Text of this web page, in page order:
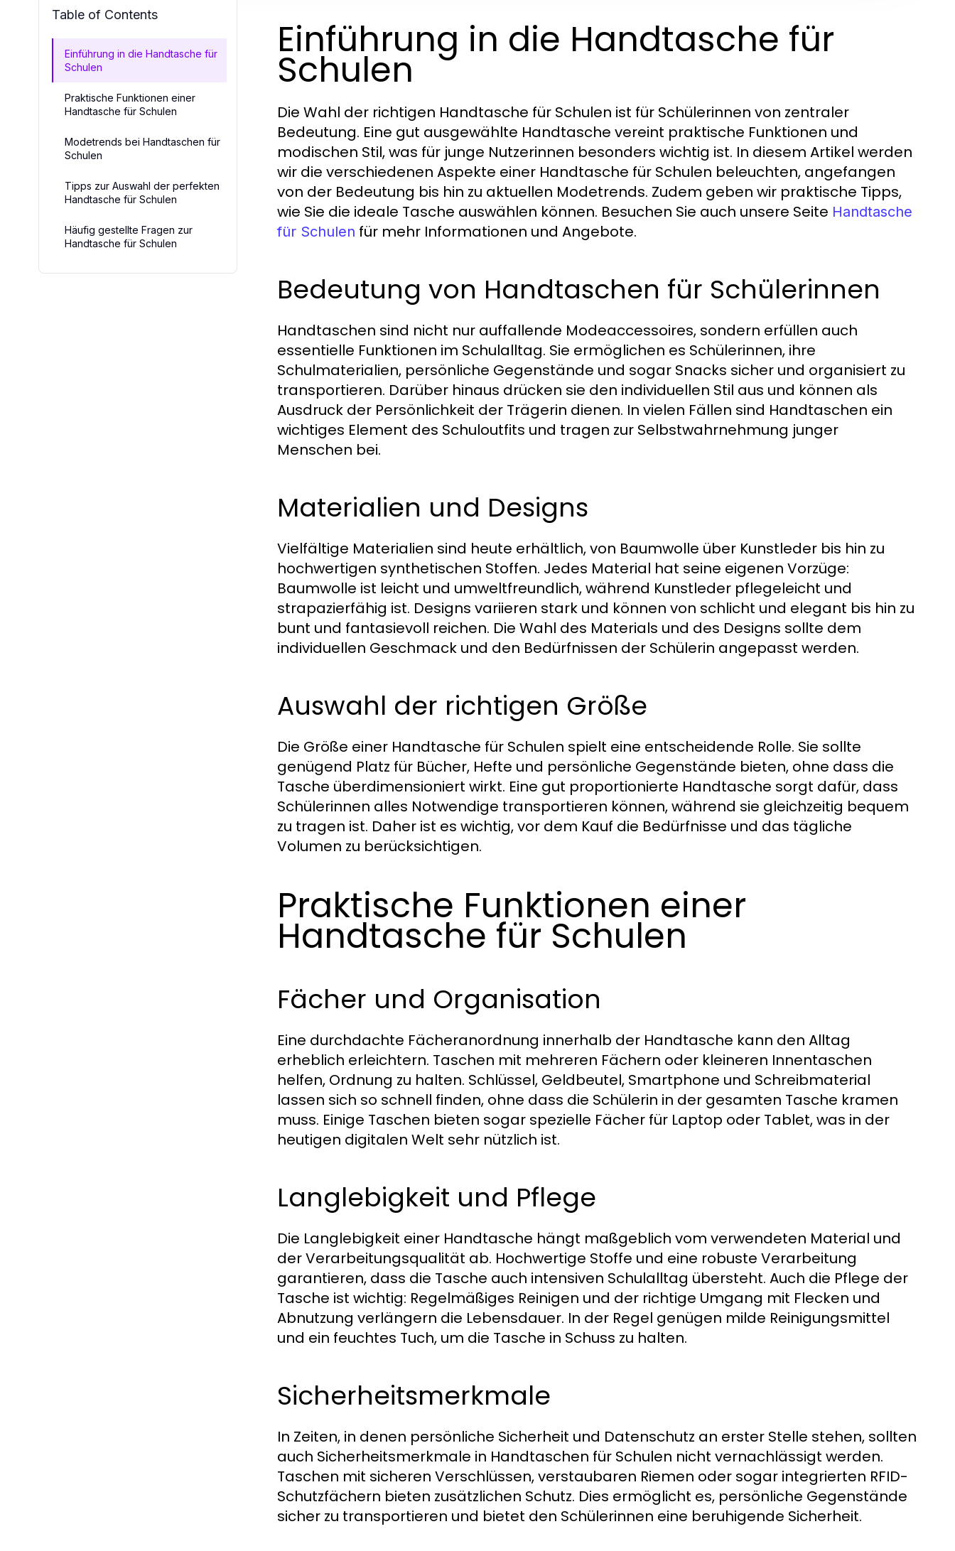
Table of Contents
Einführung in die Handtasche für
Schulen
Praktische Funktionen einer
Handtasche für Schulen
Modetrends bei Handtaschen für
Schulen
Tipps zur Auswahl der perfekten
Handtasche für Schulen
Häufig gestellte Fragen zur
Handtasche für Schulen
Einführung in die Handtasche für
Schulen
Die Wahl der richtigen Handtasche für Schulen ist für Schülerinnen von zentraler
Bedeutung. Eine gut ausgewählte Handtasche vereint praktische Funktionen und
modischen Stil, was für junge Nutzerinnen besonders wichtig ist. In diesem Artikel werden
wir die verschiedenen Aspekte einer Handtasche für Schulen beleuchten, angefangen
von der Bedeutung bis hin zu aktuellen Modetrends. Zudem geben wir praktische Tipps,
wie Sie die ideale Tasche auswählen können. Besuchen Sie auch unsere Seite Handtasche
für Schulen für mehr Informationen und Angebote.
Bedeutung von Handtaschen für Schülerinnen
Handtaschen sind nicht nur auffallende Modeaccessoires, sondern erfüllen auch
essentielle Funktionen im Schulalltag. Sie ermöglichen es Schülerinnen, ihre
Schulmaterialien, persönliche Gegenstände und sogar Snacks sicher und organisiert zu
transportieren. Darüber hinaus drücken sie den individuellen Stil aus und können als
Ausdruck der Persönlichkeit der Trägerin dienen. In vielen Fällen sind Handtaschen ein
wichtiges Element des Schuloutfits und tragen zur Selbstwahrnehmung junger
Menschen bei.
Materialien und Designs
Vielfältige Materialien sind heute erhältlich, von Baumwolle über Kunstleder bis hin zu
hochwertigen synthetischen Stoffen. Jedes Material hat seine eigenen Vorzüge:
Baumwolle ist leicht und umweltfreundlich, während Kunstleder pflegeleicht und
strapazierfähig ist. Designs variieren stark und können von schlicht und elegant bis hin zu
bunt und fantasievoll reichen. Die Wahl des Materials und des Designs sollte dem
individuellen Geschmack und den Bedürfnissen der Schülerin angepasst werden.
Auswahl der richtigen Größe
Die Größe einer Handtasche für Schulen spielt eine entscheidende Rolle. Sie sollte
genügend Platz für Bücher, Hefte und persönliche Gegenstände bieten, ohne dass die
Tasche überdimensioniert wirkt. Eine gut proportionierte Handtasche sorgt dafür, dass
Schülerinnen alles Notwendige transportieren können, während sie gleichzeitig bequem
zu tragen ist. Daher ist es wichtig, vor dem Kauf die Bedürfnisse und das tägliche
Volumen zu berücksichtigen.
Praktische Funktionen einer
Handtasche für Schulen
Fächer und Organisation
Eine durchdachte Fächeranordnung innerhalb der Handtasche kann den Alltag
erheblich erleichtern. Taschen mit mehreren Fächern oder kleineren Innentaschen
helfen, Ordnung zu halten. Schlüssel, Geldbeutel, Smartphone und Schreibmaterial
lassen sich so schnell finden, ohne dass die Schülerin in der gesamten Tasche kramen
muss. Einige Taschen bieten sogar spezielle Fächer für Laptop oder Tablet, was in der
heutigen digitalen Welt sehr nützlich ist.
Langlebigkeit und Pflege
Die Langlebigkeit einer Handtasche hängt maßgeblich vom verwendeten Material und
der Verarbeitungsqualität ab. Hochwertige Stoffe und eine robuste Verarbeitung
garantieren, dass die Tasche auch intensiven Schulalltag übersteht. Auch die Pflege der
Tasche ist wichtig: Regelmäßiges Reinigen und der richtige Umgang mit Flecken und
Abnutzung verlängern die Lebensdauer. In der Regel genügen milde Reinigungsmittel
und ein feuchtes Tuch, um die Tasche in Schuss zu halten.
Sicherheitsmerkmale
In Zeiten, in denen persönliche Sicherheit und Datenschutz an erster Stelle stehen, sollten
auch Sicherheitsmerkmale in Handtaschen für Schulen nicht vernachlässigt werden.
Taschen mit sicheren Verschlüssen, verstaubaren Riemen oder sogar integrierten RFID-
Schutzfächern bieten zusätzlichen Schutz. Dies ermöglicht es, persönliche Gegenstände
sicher zu transportieren und bietet den Schülerinnen eine beruhigende Sicherheit.